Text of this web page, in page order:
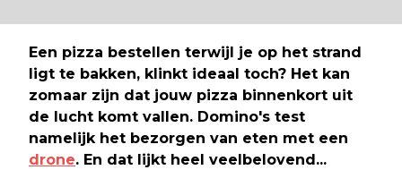
Een pizza bestellen terwijl je op het strand
ligt te bakken, klinkt ideaal toch? Het kan
zomaar zijn dat jouw pizza binnenkort uit
de lucht komt vallen. Domino's test
namelijk het bezorgen van eten met een
drone. En dat lijkt heel veelbelovend...